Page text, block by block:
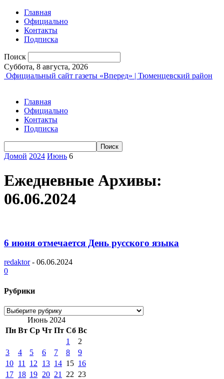
Главная
Официально
Контакты
Подписка
Поиск
Суббота, 8 августа, 2026
Официальный сайт газеты «Вперед» | Тюменцевский район
Главная
Официально
Контакты
Подписка
Домой 2024 Июнь 6
Ежедневные Архивы:
06.06.2024
6 июня отмечается День русского языка
redaktor - 06.06.2024
0
Рубрики
Рубрики
Июнь 2024
Пн Вт Ср Чт Пт Сб Вс
1
2
3
4 5 6 7 8
9
10 11 12 13 14 15 16
17 18 19 20 21 22 23